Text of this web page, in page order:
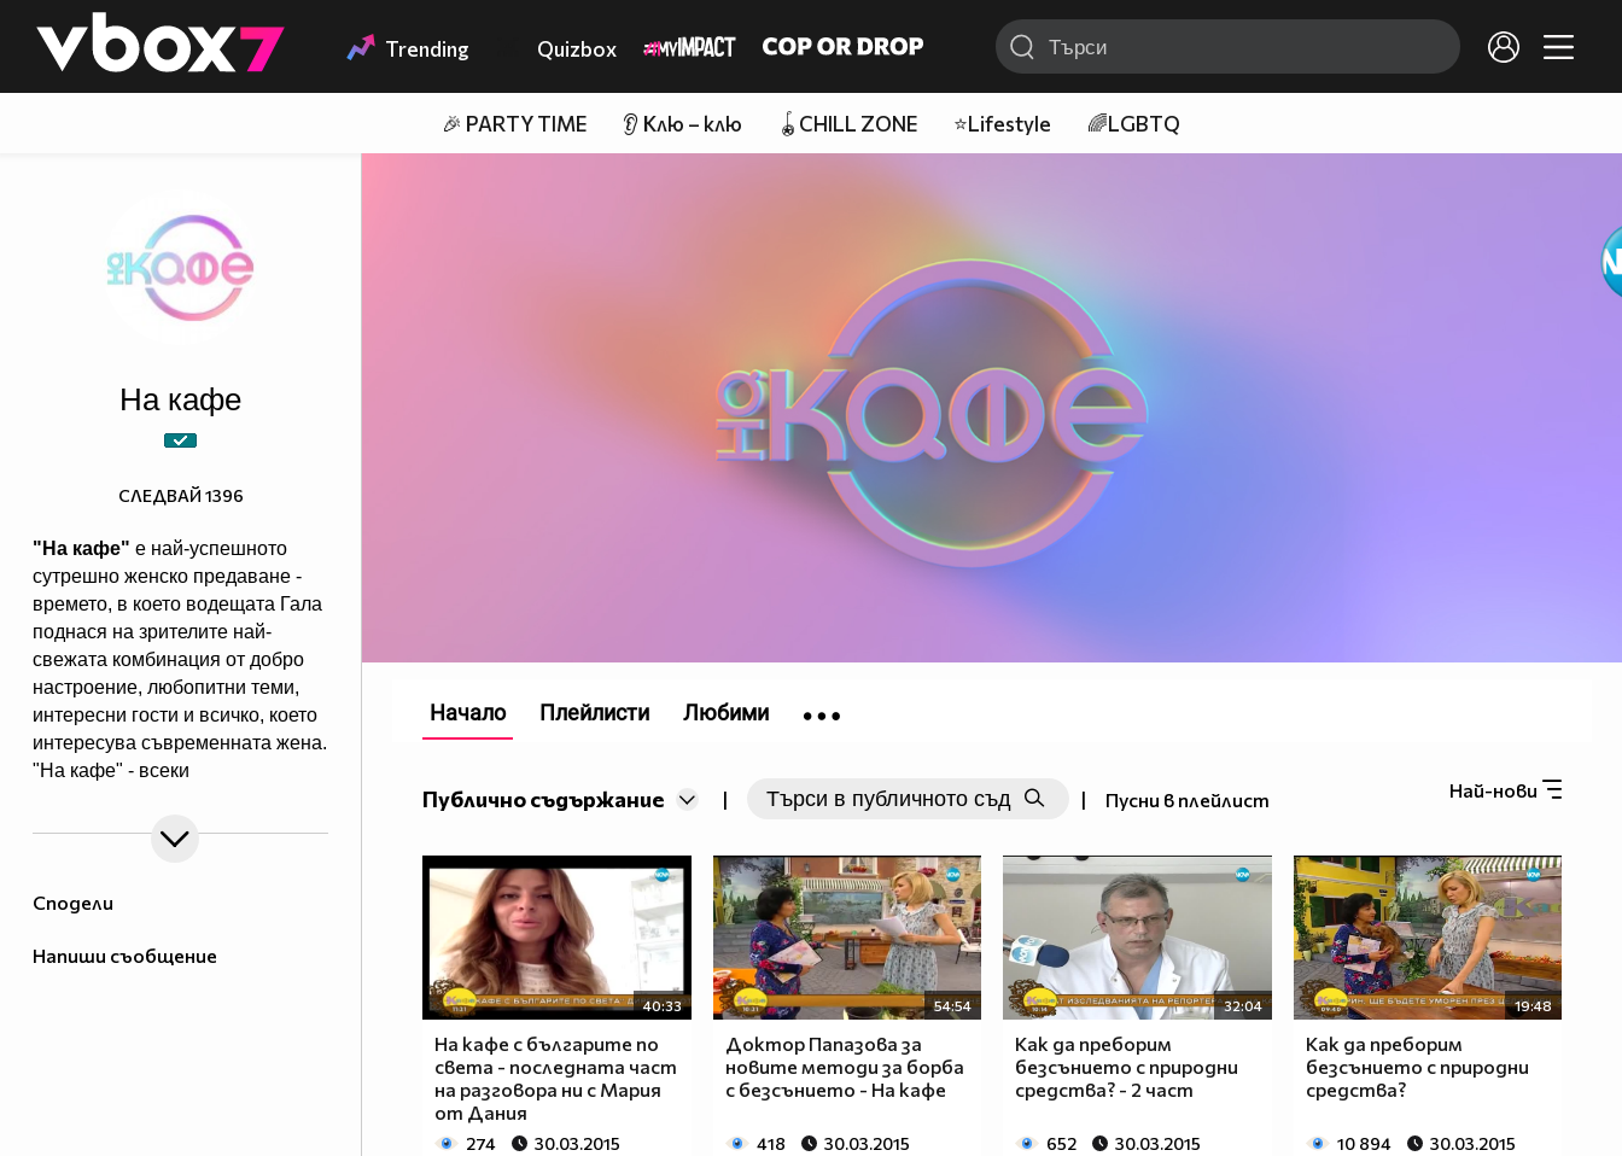
👾 Trending Quizbox
🎉 PARTY TIME 👂 Клю – клю 🪀CHILL ZONE ⭐Lifestyle 🌈LGBTQ
Сподели
Напиши съобщение
На кафе
"На кафе" е най-успешното
сутрешно женско предаване -
времето, в което водещата Гала
поднася на зрителите най-
свежата комбинация от добро
настроение, любопитни теми,
интересни гости и всичко, което
интересува съвременната жена.
"На кафе" - всеки
Eпизодите на предаването може
СЛЕДВАЙ 1396
Най-нови
Публично съдържание | | Пусни в плейлист
40:33
На кафе с българите по
света - последната част
на разговора ни с Мария
от Дания
274 30.03.2015
54:54
Доктор Папазова за
новите методи за борба
с безсънието - На кафе
418 30.03.2015
32:04
Как да преборим
безсънието с природни
средства? - 2 част
652 30.03.2015
19:48
Как да преборим
безсънието с природни
средства?
10 894 30.03.2015
Начало Плейлисти Любими